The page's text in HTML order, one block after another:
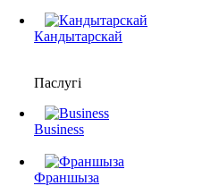
Кандытарскай
Паслугі
Business
Франшыза